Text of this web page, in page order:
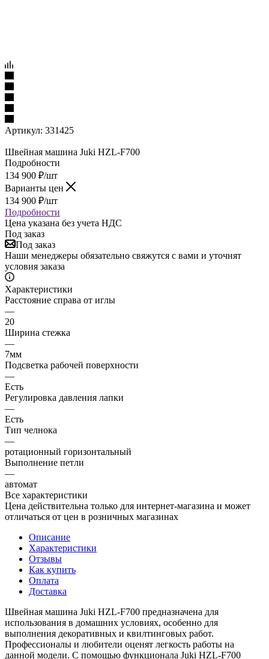
Артикул: 331425
Швейная машина Juki HZL-F700
Подробности
134 900 ₽/шт
Варианты цен
134 900 ₽/шт
Подробности
Цена указана без учета НДС
Под заказ
Под заказ
Наши менеджеры обязательно свяжутся с вами и уточнят
условия заказа
Характеристики
Расстояние справа от иглы
—
20
Ширина стежка
—
7мм
Подсветка рабочей поверхности
—
Есть
Регулировка давления лапки
—
Есть
Тип челнока
—
ротационный горизонтальный
Выполнение петли
—
автомат
Все характеристики
Цена действительна только для интернет-магазина и может
отличаться от цен в розничных магазинах
Описание
Характеристики
Отзывы
Как купить
Оплата
Доставка
Швейная машина Juki HZL-F700 предназначена для
использования в домашних условиях, особенно для
выполнения декоративных и квилтинговых работ.
Профессионалы и любители оценят легкость работы на
данной модели. С помощью функционала Juki HZL-F700